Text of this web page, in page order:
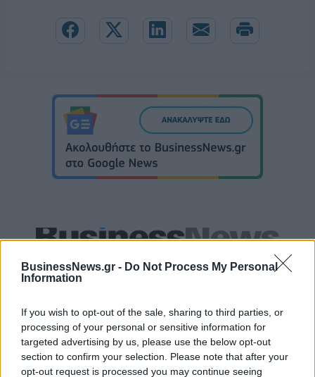
BusinessNews.gr - Do Not Process My Personal
Information
If you wish to opt-out of the sale, sharing to third parties, or
processing of your personal or sensitive information for
targeted advertising by us, please use the below opt-out
section to confirm your selection. Please note that after your
opt-out request is processed you may continue seeing
Μακάμπι Τελ Αβίβ: Ανακοίνωσε
τον Κίτον Γουάλας (pic)
Στα 15 δισ. ευρώ ο στόχος για
νέα δάνεια το 2026 - Η
«ακτινογραφία» της
κερδοφορίας των τραπεζών το